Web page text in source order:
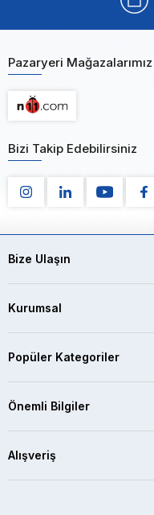
Pazaryeri Mağazalarımız
Bizi Takip Edebilirsiniz
Bize Ulaşın
Kurumsal
Popüler Kategoriler
Önemli Bilgiler
Alışveriş